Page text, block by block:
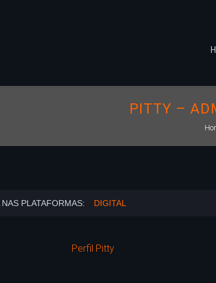
PITTY –
PLATAFORMAS: DIGITAL
Perfil Pitty